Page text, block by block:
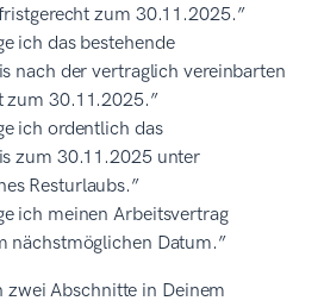
zum 30.11.2025.”
ich das bestehende
nach der vertraglich vereinbarten
zum 30.11.2025.”
ich ordentlich das
zum 30.11.2025 unter
Resturlaubs.”
ich meinen Arbeitsvertrag
nächstmöglichen Datum.”
zwei Abschnitte in Deinem